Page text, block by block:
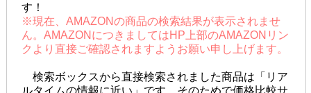
す！
※現在、AMAZONの商品の検索結果が表示されませ
ん。AMAZONにつきましてはHP上部のAMAZONリン
クより直接ご確認されますようお願い申し上げます。
検索ボックスから直接検索されました商品は「リア
ルタイムの情報に近い」です。そのためで価格比較サ